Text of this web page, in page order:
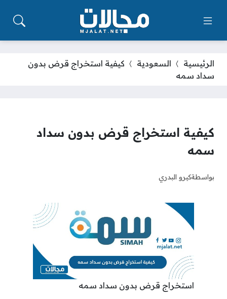
الرئيسية السعودية
كيفية استخراج قرض بدون
سداد سمه
كيفية استخراج قرض بدون سداد
سمه
بواسطةكيرو البدري
استخراج قرض بدون سداد سمه